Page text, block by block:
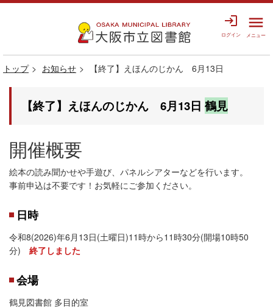
login
ログイン
menu
メニュー
トップ お知らせ 【終了】えほんのじかん 6月13日
【終了】えほんのじかん 6月13日 鶴見
開催概要
絵本の読み聞かせや手遊び、パネルシアターなどを行います。
事前申込は不要です！お気軽にご参加ください。
日時
令和8(2026)年6月13日(土曜日)11時から11時30分(開場10時50
分) 終了しました
会場
鶴見図書館 多目的室